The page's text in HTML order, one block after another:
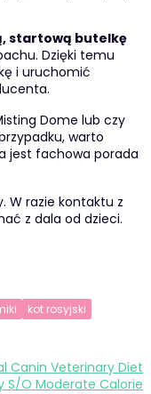
startową butelkę
Dzięki temu
i uruchomić
Dome lub czy
warto
jest fachowa porada
W razie kontaktu z
z dala od dzieci.
kot rosyjski
Canin Veterinary Diet
S/O Moderate Calorie